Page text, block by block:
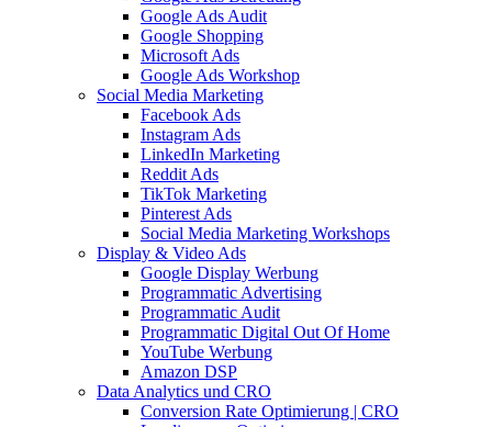
Google Ads Audit
Google Shopping
Microsoft Ads
Google Ads Workshop
Social Media Marketing
Facebook Ads
Instagram Ads
LinkedIn Marketing
Reddit Ads
TikTok Marketing
Pinterest Ads
Social Media Marketing Workshops
Display & Video Ads
Google Display Werbung
Programmatic Advertising
Programmatic Audit
Programmatic Digital Out Of Home
YouTube Werbung
Amazon DSP
Data Analytics und CRO
Conversion Rate Optimierung | CRO